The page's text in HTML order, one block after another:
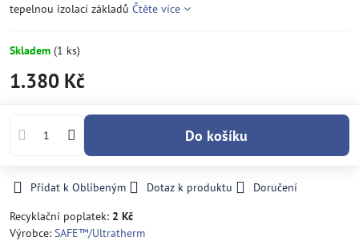
tepelnou izolací základů Čtěte více
Skladem (1 ks)
1.380 Kč
Do košíku
Přidat k Oblíbeným Dotaz k produktu
Doručení
Recyklační poplatek: 2 Kč
Výrobce: SAFE­™/Ultratherm